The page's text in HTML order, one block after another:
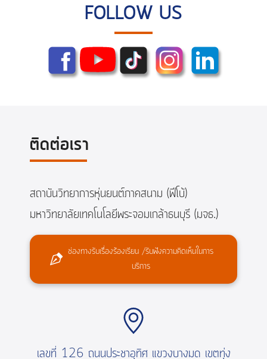
FOLLOW US
ติดต่อเรา
สถาบันวิทยาการหุ่นยนต์ภาคสนาม (ฟีโบ้)
มหาวิทยาลัยเทคโนโลยีพระจอมเกล้าธนบุรี (มจธ.)
ช่องทางรับเรื่องร้องเรียน /รับฟังความคิดเห็นในการ
บริการ
เลขที่ 126 ถนนประชาอุทิศ แขวงบางมด เขตทุ่ง